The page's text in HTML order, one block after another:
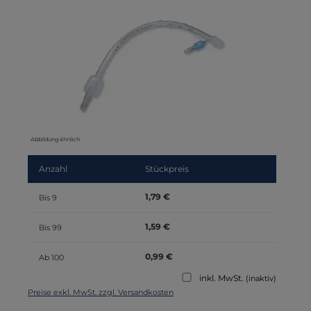
Abbildung ähnlich
Anzahl Stückpreis
Bis 9 1,79 €
Bis 99 1,59 €
Ab 100 0,99 €
inkl. MwSt. (inaktiv)
Preise exkl. MwSt. zzgl. Versandkosten